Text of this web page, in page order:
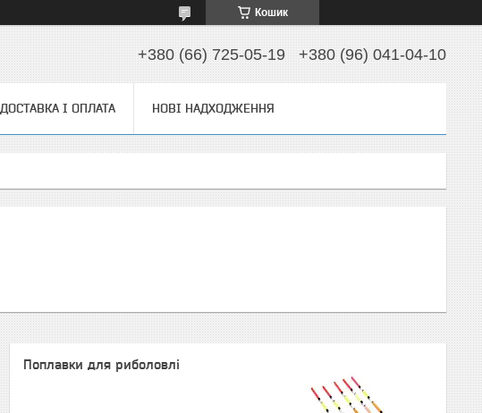
Кошик
+380 (66) 725-05-19 +380 (96) 041-04-10
ДОСТАВКА І ОПЛАТА НОВІ НАДХОДЖЕННЯ
Поплавки для риболовлі